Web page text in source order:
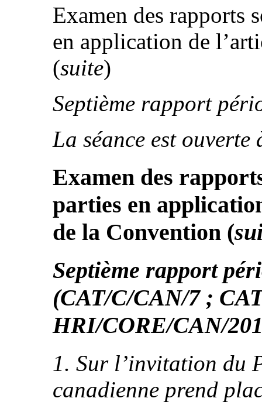
Examen des rapports
en application de
(suite)
Septième rapport
La séance est ouverte
Examen des
parties en
de la Convention (
Septième rapport
(CAT/C/CAN/7 ;
HRI/CORE/CAN/
1. Sur l’invitation du
canadienne prend